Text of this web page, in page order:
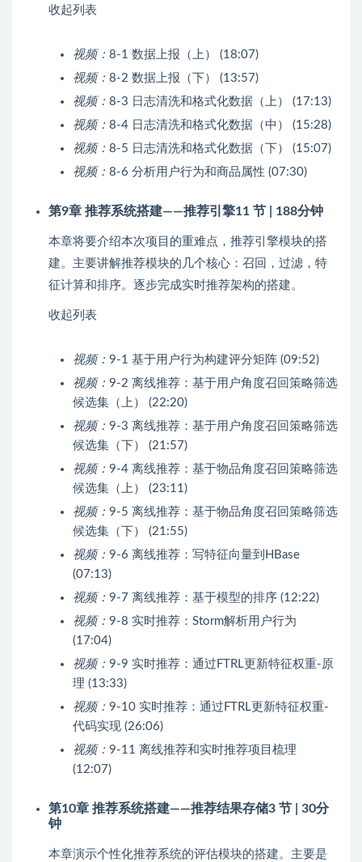
收起列表
视频： 8-1 数据上报（上） (18:07)
视频： 8-2 数据上报（下） (13:57)
视频： 8-3 日志清洗和格式化数据（上） (17:13)
视频： 8-4 日志清洗和格式化数据（中） (15:28)
视频： 8-5 日志清洗和格式化数据（下） (15:07)
视频： 8-6 分析用户行为和商品属性 (07:30)
第9章 推荐系统搭建——推荐引擎11 节 | 188分钟
本章将要介绍本次项目的重难点，推荐引擎模块的搭
建。主要讲解推荐模块的几个核心：召回，过滤，特
征计算和排序。逐步完成实时推荐架构的搭建。
收起列表
视频： 9-1 基于用户行为构建评分矩阵 (09:52)
视频： 9-2 离线推荐：基于用户角度召回策略筛选
候选集（上） (22:20)
视频： 9-3 离线推荐：基于用户角度召回策略筛选
候选集（下） (21:57)
视频： 9-4 离线推荐：基于物品角度召回策略筛选
候选集（上） (23:11)
视频： 9-5 离线推荐：基于物品角度召回策略筛选
候选集（下） (21:55)
视频： 9-6 离线推荐：写特征向量到HBase
(07:13)
视频： 9-7 离线推荐：基于模型的排序 (12:22)
视频： 9-8 实时推荐：Storm解析用户行为
(17:04)
视频： 9-9 实时推荐：通过FTRL更新特征权重-原
理 (13:33)
视频： 9-10 实时推荐：通过FTRL更新特征权重-
代码实现 (26:06)
视频： 9-11 离线推荐和实时推荐项目梳理
(12:07)
第10章 推荐系统搭建——推荐结果存储3 节 | 30分
钟
本章演示个性化推荐系统的评估模块的搭建。主要是